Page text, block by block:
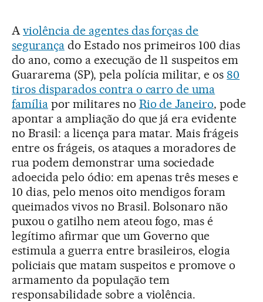
A violência de agentes das forças de
segurançado Estado nos primeiros 100 dias
do ano, como a execução de 11 suspeitos em
Guararema (SP), pela polícia militar, e os 80
tiros disparados contra o carro de uma
famíliapor militares no Rio de Janeiro, pode
apontar a ampliação do que já era evidente
no Brasil: a licença para matar. Mais frágeis
entre os frágeis, os ataques a moradores de
rua podem demonstrar uma sociedade
adoecida pelo ódio: em apenas três meses e
10 dias, pelo menos oito mendigos foram
queimados vivos no Brasil. Bolsonaro não
puxou o gatilho nem ateou fogo, mas é
legítimo afirmar que um Governo que
estimula a guerra entre brasileiros, elogia
policiais que matam suspeitos e promove o
armamento da população tem
responsabilidade sobre a violência.